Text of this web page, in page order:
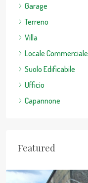
Garage
Terreno
Villa
Locale Commerciale
Suolo Edificabile
Ufficio
Capannone
Featured